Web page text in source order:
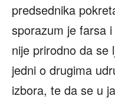
predsednika
sporazum je farsa
nije prirodno da se
jedni o drugima
izbora, te da se u